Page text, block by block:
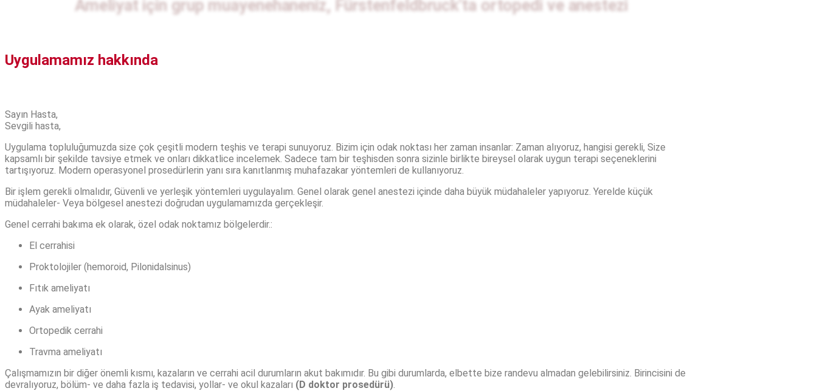
Uygulamamız hakkında
Sayın Hasta,
Sevgili hasta,
Uygulama topluluğumuzda size çok çeşitli modern teşhis ve terapi sunuyoruz. Bizim için odak noktası her zaman insanlar: Zaman alıyoruz, hangisi gerekli, Size
kapsamlı bir şekilde tavsiye etmek ve onları dikkatlice incelemek. Sadece tam bir teşhisden sonra sizinle birlikte bireysel olarak uygun terapi seçeneklerini
tartışıyoruz. Modern operasyonel prosedürlerin yanı sıra kanıtlanmış muhafazakar yöntemleri de kullanıyoruz.
Bir işlem gerekli olmalıdır, Güvenli ve yerleşik yöntemleri uygulayalım. Genel olarak genel anestezi içinde daha büyük müdahaleler yapıyoruz. Yerelde küçük
müdahaleler- Veya bölgesel anestezi doğrudan uygulamamızda gerçekleşir.
Genel cerrahi bakıma ek olarak, özel odak noktamız bölgelerdir.:
El cerrahisi
Proktolojiler (hemoroid, Pilonidalsinus)
Fıtık ameliyatı
Ayak ameliyatı
Ortopedik cerrahi
Travma ameliyatı
Çalışmamızın bir diğer önemli kısmı, kazaların ve cerrahi acil durumların akut bakımıdır. Bu gibi durumlarda, elbette bize randevu almadan gelebilirsiniz. Birincisini de
devralıyoruz, bölüm- ve daha fazla iş tedavisi, yollar- ve okul kazaları (D doktor prosedürü)